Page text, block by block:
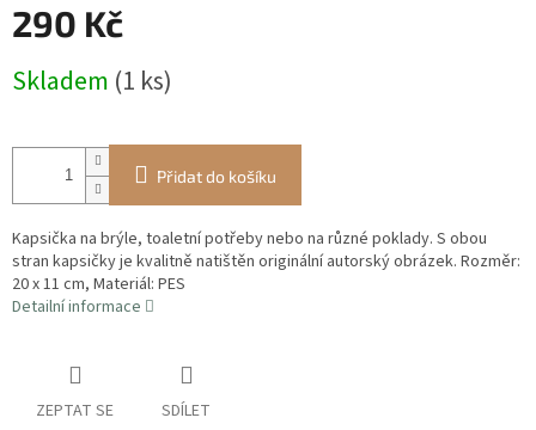
290 Kč
cena:
Skladem (1 ks)
Přidat do košíku
Kapsička na brýle, toaletní potřeby nebo na různé poklady. S obou
stran kapsičky je kvalitně natištěn originální autorský obrázek. Rozměr:
20 x 11 cm, Materiál: PES
Detailní informace
ZEPTAT SE SDÍLET